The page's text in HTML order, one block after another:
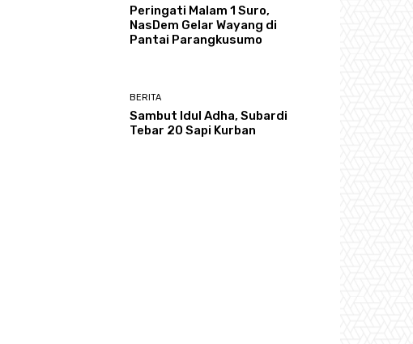
Peringati Malam 1 Suro,
NasDem Gelar Wayang di
Pantai Parangkusumo
BERITA
Sambut Idul Adha, Subardi
Tebar 20 Sapi Kurban